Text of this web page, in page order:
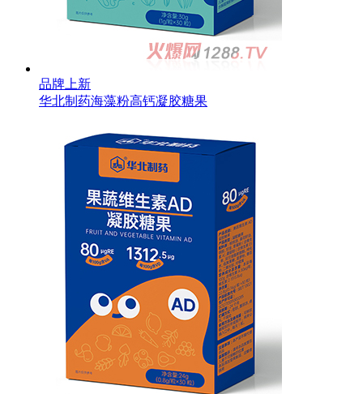
品牌上新
华北制药海藻粉高钙凝胶糖果